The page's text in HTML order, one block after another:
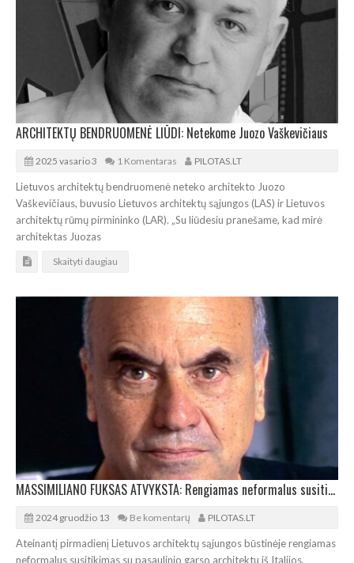
ARCHITEKTŲ BENDRUOMENĖ LIŪDI: Netekome Juozo Vaškevičiaus
2025 vasario 3 1 Komentaras PILOTAS.LT
Lietuvos architektų bendruomenė neteko architekto Juozo
Vaškevičiaus, buvusio Lietuvos architektų sąjungos (LAS) ir Lietuvos
architektų rūmų pirmininko (LAR). „Su liūdesiu pranešame, kad mirė
architektas Juozas
Skaityti daugiau
MASSIMILIANO FUKSAS ATVYKSTA: Rengiamas neformalus susitikimas architektų bendruomenėje
2024 gruodžio 13 Be komentarų PILOTAS.LT
Ateinantį pirmadienį Lietuvos architektų sąjungos būstinėje rengiamas
neformalus susitikimas su pasaulinio garso architektu iš Italijos,